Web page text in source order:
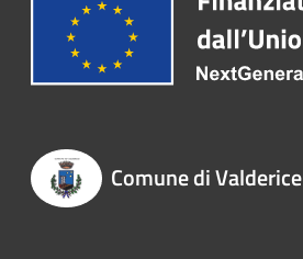
Comune di Valderice